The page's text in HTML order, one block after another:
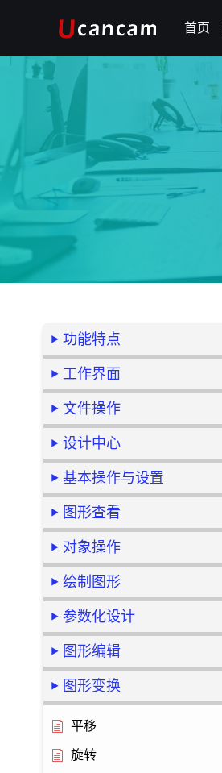
首页
功能特点
工作界面
文件操作
设计中心
基本操作与设置
图形查看
对象操作
绘制图形
参数化设计
图形编辑
图形变换
平移
旋转